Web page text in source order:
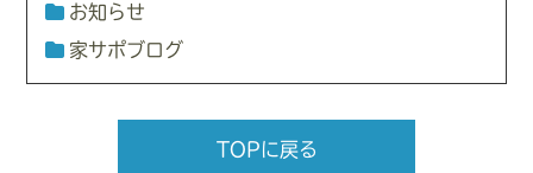
お知らせ
家サポブログ
TOPに戻る